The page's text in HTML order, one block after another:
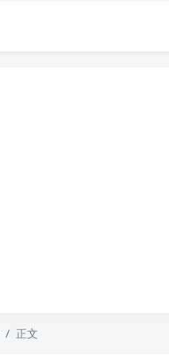
正文